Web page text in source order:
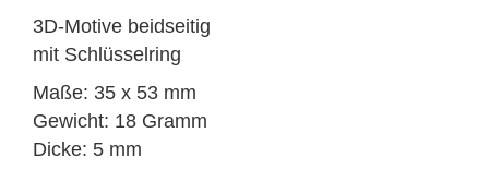
3D-Motive beidseitig
mit Schlüsselring
Maße: 35 x 53 mm
Gewicht: 18 Gramm
Dicke: 5 mm